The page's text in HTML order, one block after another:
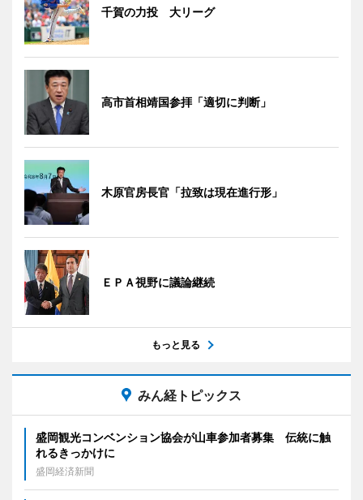
千賀の力投 大リーグ
高市首相靖国参拝「適切に判断」
木原官房長官「拉致は現在進行形」
ＥＰＡ視野に議論継続
もっと見る
みん経トピックス
盛岡観光コンベンション協会が山車参加者募集 伝統に触
れるきっかけに
盛岡経済新聞